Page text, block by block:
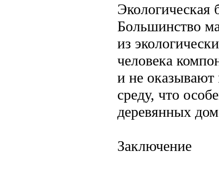
Экологическая
Большинство
из
человека
и не оказывают
среду, что
деревянных
Заключение